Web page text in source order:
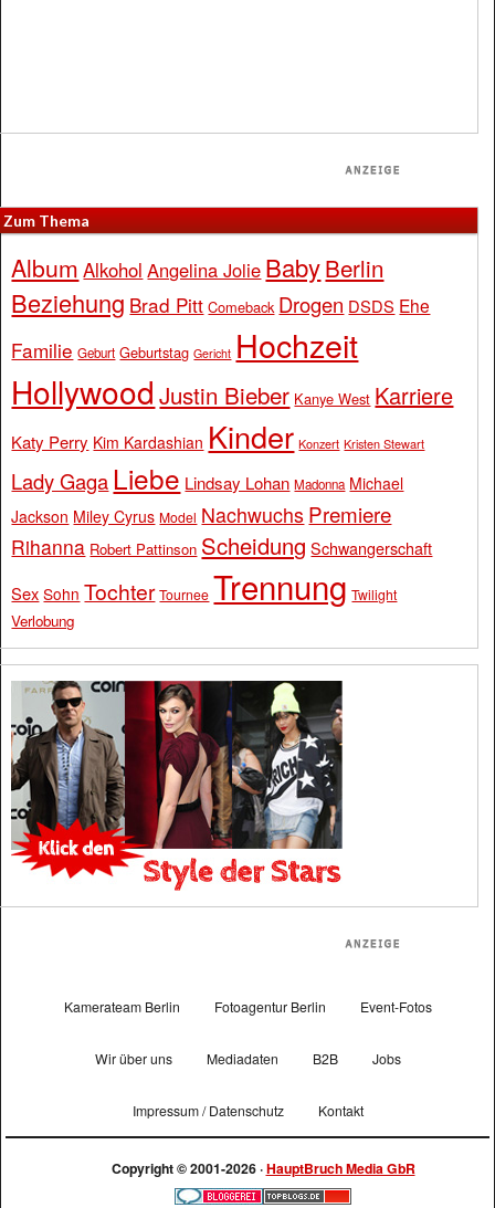
Zum Thema
Album Alkohol Angelina Jolie BabyBerlin
Beziehung Brad Pitt Comeback Drogen DSDS Ehe
Familie Geburt Geburtstag Gericht Hochzeit
Hollywood Justin Bieber Kanye West Karriere
Katy Perry Kim Kardashian Kinder Konzert Kristen Stewart
Lady Gaga Liebe Lindsay Lohan Madonna Michael
Jackson Miley Cyrus Model Nachwuchs Premiere
Rihanna Robert Pattinson Scheidung Schwangerschaft
Sex Sohn Tochter Tournee Trennung Twilight
Verlobung
Kamerateam Berlin Fotoagentur Berlin Event-Fotos
Wir über uns Mediadaten B2B Jobs
Impressum / Datenschutz Kontakt
Copyright © 2001-2026 ·HauptBruch Media GbR